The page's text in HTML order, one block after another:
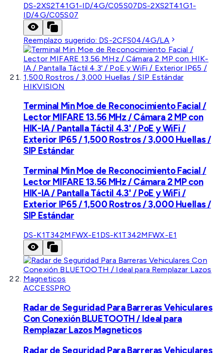
DS-2XS2T41G1-ID/4G/C05S07DS-2XS2T41G1-
ID/4G/C05S07
Reemplazo sugerido: DS-2CFS04/4G/LA
HIKVISION
Terminal Min Moe de Reconocimiento Facial /
Lector MIFARE 13.56 MHz / Cámara 2 MP con
HIK-IA / Pantalla Táctil 4.3' / PoE y WiFi /
Exterior IP65 / 1,500 Rostros / 3,000 Huellas /
SIP Estándar
Terminal Min Moe de Reconocimiento Facial /
Lector MIFARE 13.56 MHz / Cámara 2 MP con
HIK-IA / Pantalla Táctil 4.3' / PoE y WiFi /
Exterior IP65 / 1,500 Rostros / 3,000 Huellas /
SIP Estándar
DS-K1T342MFWX-E1 DS-K1T342MFWX-E1
ACCESSPRO
Radar de Seguridad Para Barreras Vehiculares
Con Conexión BLUETOOTH / Ideal para
Remplazar Lazos Magneticos
Radar de Seguridad Para Barreras Vehiculares